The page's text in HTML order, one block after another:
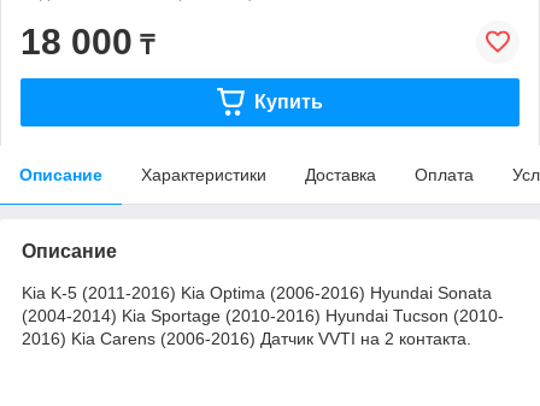
18 000 ₸
Купить
Описание Характеристики Доставка Оплата
Описание
Kia K-5 (2011-2016) Kia Optima (2006-2016) Hyundai Sonata
(2004-2014) Kia Sportage (2010-2016) Hyundai Tucson (2010-
2016) Kia Carens (2006-2016) Датчик VVTI на 2 контакта.